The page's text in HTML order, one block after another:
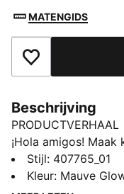
MATENGIDS
Toegevoegd
Beschrijving
PRODUCTVERHAAL
¡Hola amigos! Maak
EXPLORER-
grootste kleine
Stijl: 407765_01
Kleur: Mauve